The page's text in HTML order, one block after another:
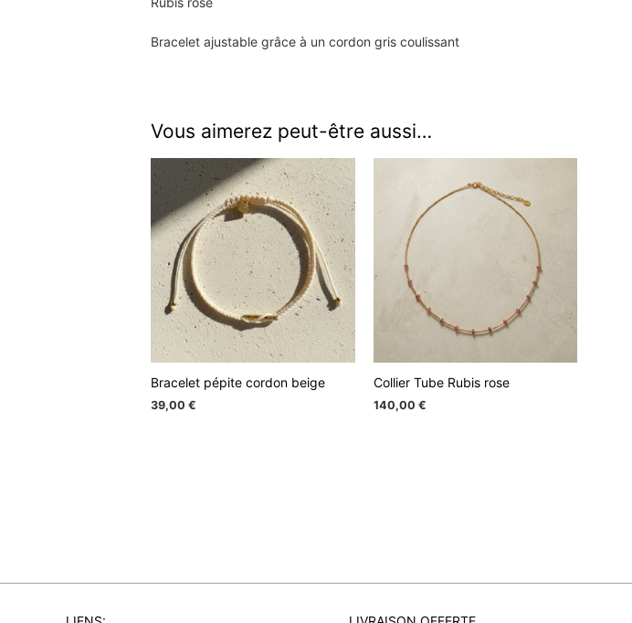
Bracelet ajustable grâce à un cordon gris coulissant
Vous aimerez peut-être aussi…
Bracelet pépite cordon beige
39,00€
Collier Tube Rubis rose
140,00 €